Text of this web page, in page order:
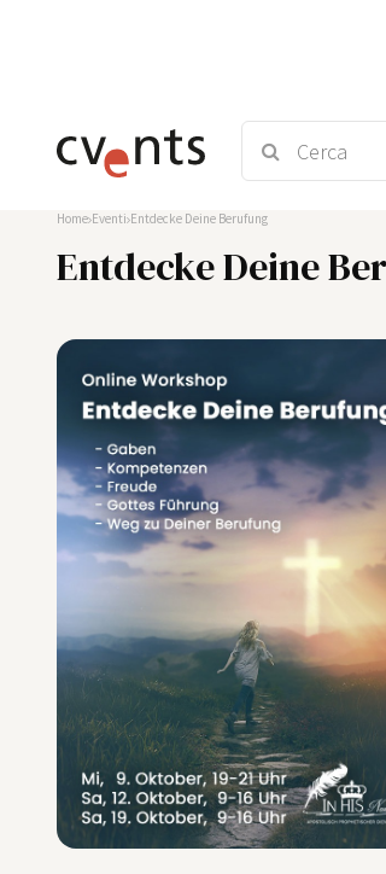
Home Eventi Entdecke Deine Berufung
Entdecke Deine